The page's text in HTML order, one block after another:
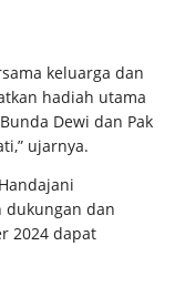
keluarga dan
hadiah utama
Dewi dan Pak
ujarnya.
dukungan dan
2024 dapat